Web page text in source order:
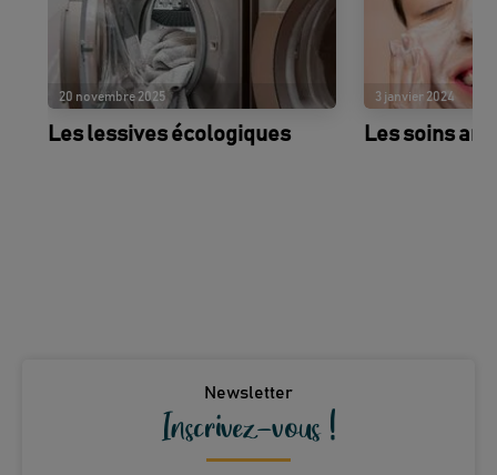
20 novembre 2025
Les lessives écologiques
3 janvier 2024
Les soins
Newsletter
Inscrivez-vous !